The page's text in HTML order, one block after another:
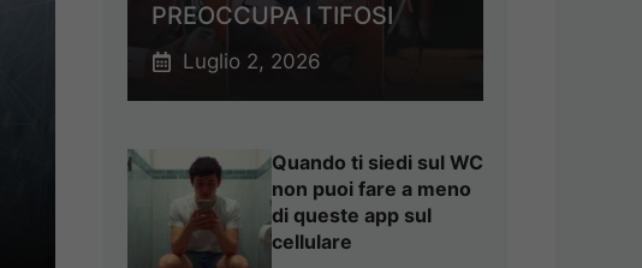
PREOCCUPA I TIFOSI
Luglio 2, 2026
Quando ti siedi sul WC
non puoi fare a meno
di queste app sul
cellulare